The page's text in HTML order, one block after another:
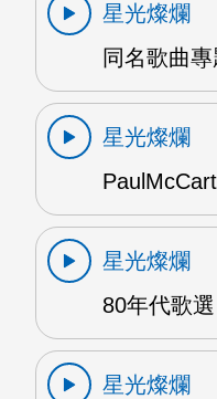
星光燦爛
同名歌曲
星光燦爛
星光燦爛
80年代歌
星光燦爛